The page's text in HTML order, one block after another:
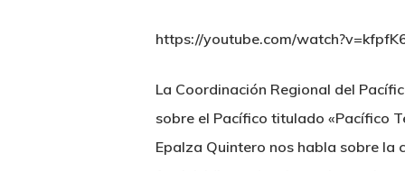
https://youtube.com/
La Coordinación Regional del
sobre el Pacífico titulado «Pacífico
Epalza Quintero nos habla sobre la